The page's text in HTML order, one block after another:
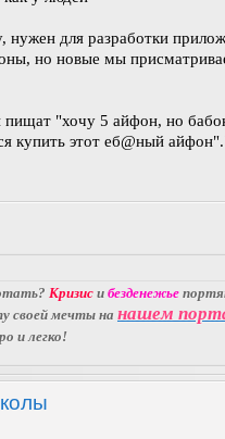
нужен для разработки
но новые мы
пищат "хочу 5 айфон, но
купить этот еб@ный
Кризис и безденежье
своей мечты на нашем
и легко!